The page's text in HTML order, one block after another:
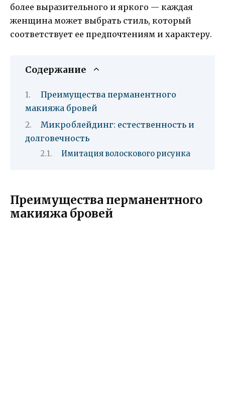
более выразительного и яркого — каждая
женщина может выбрать стиль, который
соответствует ее предпочтениям и характеру.
Содержание
Преимущества перманентного
макияжа бровей
Микроблейдинг: естественность и
долговечность
Имитация волоскового рисунка
Преимущества перманентного
макияжа бровей